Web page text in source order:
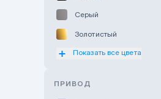
Серый
Золотистый
Оранжевый
Показать все цвета
ПРИВОД